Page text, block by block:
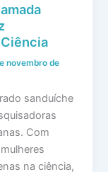
novembro de
sanduíche
Com
na ciência,